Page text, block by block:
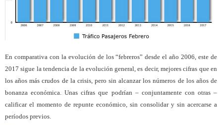
En comparativa con la evolución de los “febreros” desde el año 2006, este de
2017 sigue la tendencia de la evolución general, es decir, mejores cifras que en
los años más crudos de la crisis, pero sin alcanzar los números de los años de
bonanza económica. Unas cifras que podrían – conjuntamente con otras –
calificar el momento de repunte económico, sin consolidar y sin acercarse a
períodos previos.